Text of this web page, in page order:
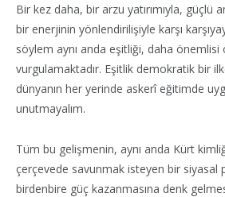
Bir kez daha, bir arzu yatırımıyla, güçlü
bir enerjinin yönlendirilişiyle karşı
söylem aynı anda eşitliği, daha önemlisi
vurgulamaktadır. Eşitlik demokratik bir
dünyanın her yerinde askerî eğitimde
unutmayalım.
Tüm bu gelişmenin, aynı anda Kürt
çerçevede savunmak isteyen bir siyasal
birdenbire güç kazanmasına denk